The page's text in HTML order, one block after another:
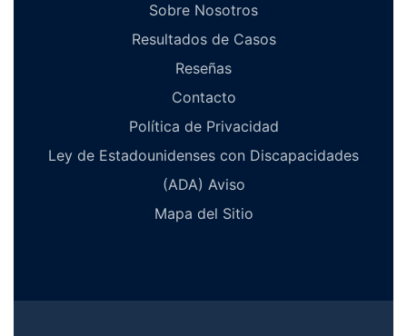
Sobre Nosotros
Resultados de Casos
Reseñas
Contacto
Política de Privacidad
Ley de Estadounidenses con Discapacidades
(ADA) Aviso
Mapa del Sitio